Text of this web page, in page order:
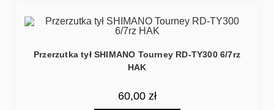
Przerzutka tył SHIMANO Tourney RD-TY300 6/7rz
HAK
60,00 zł